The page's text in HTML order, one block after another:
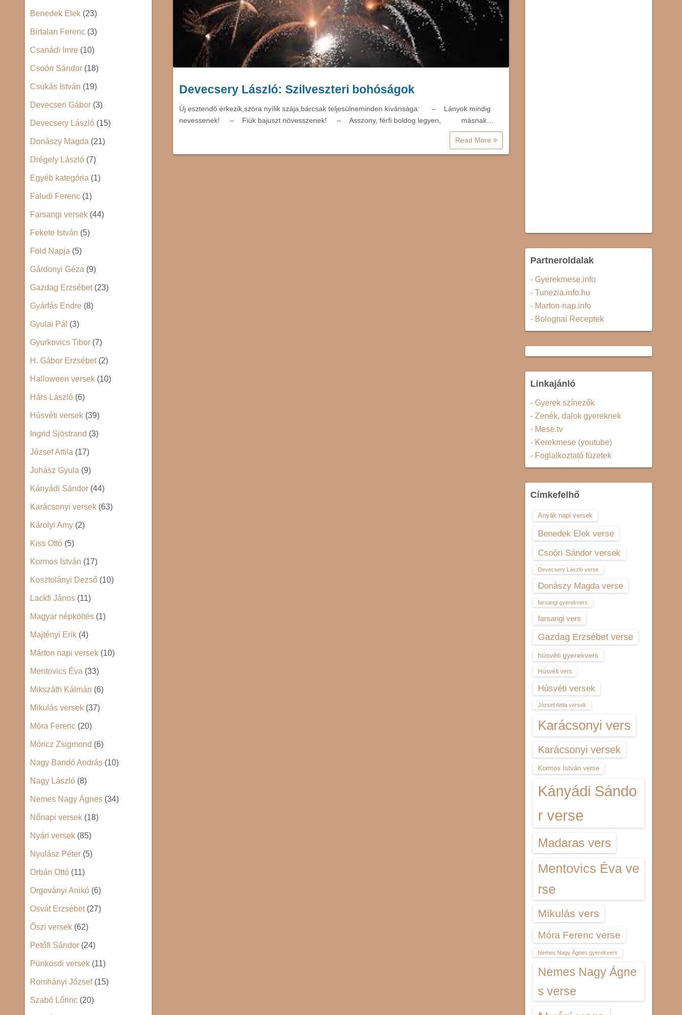
Devecsery László: Szilveszteri bohóságok
Új esztendő érkezik,szóra nyílik szája,bárcsak teljesülneminden kívánsága: – Lányok mindig
nevessenek! – Fiúk bajuszt növesszenek! – Asszony, férfi boldog legyen, másnak…
Read More
Benedek Elek (23)
Birtalan Ferenc (3)
Csanádi Imre (10)
Csoóri Sándor (18)
Csukás István (19)
Devecseri Gábor (3)
Devecsery László (15)
Donászy Magda (21)
Drégely László (7)
Egyéb kategória (1)
Faludi Ferenc (1)
Farsangi versek (44)
Fekete István (5)
Föld Napja (5)
Gárdonyi Géza (9)
Gazdag Erzsébet(23)
Gyárfás Endre (8)
Gyulai Pál (3)
Gyurkovics Tibor (7)
H. Gábor Erzsébet(2)
Halloween versek (10)
Hárs László (6)
Húsvéti versek (39)
Ingrid Sjöstrand (3)
József Attila (17)
Juhász Gyula (9)
Kányádi Sándor (44)
Karácsonyi versek (63)
Károlyi Amy (2)
Kiss Ottó (5)
Kormos István (17)
Kosztolányi Dezső (10)
Lackfi János (11)
Magyar népköltés (1)
Majtényi Erik (4)
Márton napi versek (10)
Mentovics Éva (33)
Mikszáth Kálmán (6)
Mikulás versek (37)
Móra Ferenc (20)
Móricz Zsigmond (6)
Nagy Bandó András (10)
Nagy László (8)
Nemes Nagy Ágnes (34)
Nőnapi versek (18)
Nyári versek (85)
Nyulász Péter (5)
Orbán Ottó (11)
Orgoványi Anikó (6)
Osvát Erzsébet(27)
Őszi versek (62)
Petőfi Sándor (24)
Pünkösdi versek (11)
Romhányi József(15)
Szabó Lőrinc (20)
Partneroldalak
- Gyerekmese.info
- Tunezia.info.hu
- Marton-nap.info
- Bolognai Receptek
Linkajánló
- Gyerek színezők
- Zenék, dalok gyereknek
- Mese.tv
- Kerekmese (youtube)
- Foglalkoztató füzetek
Címkefelhő
Anyák napi versek
Benedek Elek verse
Csoóri Sándor versek
Devecsery László verse
Donászy Magda verse
farsangi gyerekvers
farsangi vers
Gazdag Erzsébet verse
húsvéti gyerekvers
Húsvéti vers
Húsvéti versek
József Attila versek
Karácsonyi vers
Karácsonyi versek
Kormos István verse
Kányádi Sándo
r verse
Madaras vers
Mentovics Éva ve
rse
Mikulás vers
Móra Ferenc verse
Nemes Nagy Ágnes gyerekvers
Nemes Nagy Ágne
s verse